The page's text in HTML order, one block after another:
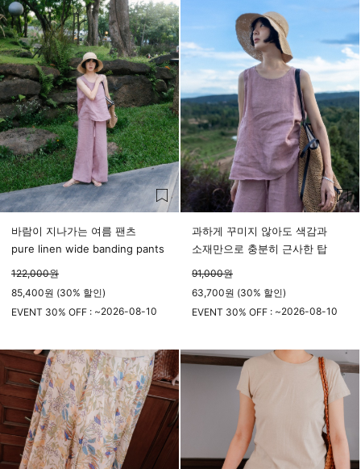
바람이 지나가는 여름 팬츠
pure linen wide banding pants
122,000원
85,400원 (30% 할인)
EVENT 30% OFF : ~2026-08-10
과하게 꾸미지 않아도 색감과
소재만으로 충분히 근사한 탑
91,000원
63,700원 (30% 할인)
EVENT 30% OFF : ~2026-08-10